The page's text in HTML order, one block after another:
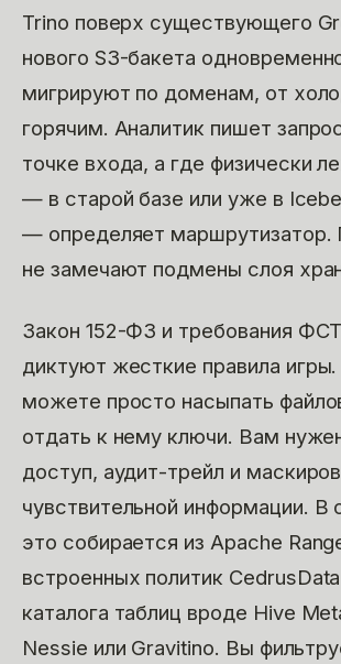
Trino поверх существующего
нового S3-бакета
мигрируют по доменам, от
горячим. Аналитик пишет
точке входа, а где физически
— в старой базе или уже в
— определяет маршрутизатор.
не замечают подмены слоя
Закон 152-ФЗ и требования
диктуют жесткие правила
можете просто насыпать
отдать к нему ключи. Вам
доступ, аудит-трейл и
чувствительной информации. В
это собирается из Apache
встроенных политик
каталога таблиц вроде Hive
Nessie или Gravitino. Вы